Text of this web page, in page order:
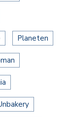
Planeten